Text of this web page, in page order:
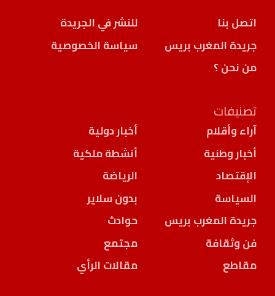
اتصل بنا
للنشر في الجريدة
جريدة المغرب بريس
سياسة الخصوصية
من نحن ؟
تصنيفات
آراء وأقلام
أخبار دولية
أخبار وطنية
أنشطة ملكية
الإقتصاد
الرياضة
السياسة
بدون سلاير
جريدة المغرب بريس
حوادث
فن وثقافة
مجتمع
مقاطع
مقالات الرأي